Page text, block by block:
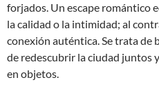
forjados. Un escape romántico
la calidad o la intimidad; al
conexión auténtica. Se trata de
de redescubrir la ciudad juntos
en objetos.